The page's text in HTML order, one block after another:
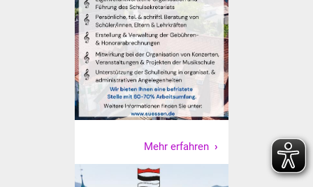
Familien
Familientreff
Kinder und Jugendliche
Schülerferienprogramm
Migration und Integration
Mehr erfahren